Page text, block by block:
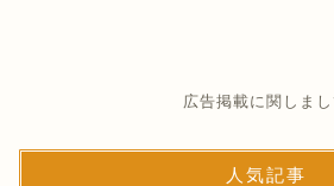
広告掲載に関しまし
人気記事